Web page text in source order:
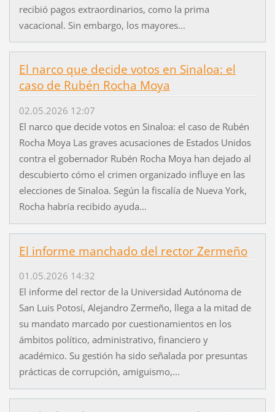
recibió pagos extraordinarios, como la prima
vacacional. Sin embargo, los mayores...
El narco que decide votos en Sinaloa: el
caso de Rubén Rocha Moya
02.05.2026 12:07
El narco que decide votos en Sinaloa: el caso de Rubén
Rocha Moya Las graves acusaciones de Estados Unidos
contra el gobernador Rubén Rocha Moya han dejado al
descubierto cómo el crimen organizado influye en las
elecciones de Sinaloa. Según la fiscalía de Nueva York,
Rocha habría recibido ayuda...
El informe manchado del rector Zermeño
01.05.2026 14:32
El informe del rector de la Universidad Autónoma de
San Luis Potosí, Alejandro Zermeño, llega a la mitad de
su mandato marcado por cuestionamientos en los
ámbitos político, administrativo, financiero y
académico. Su gestión ha sido señalada por presuntas
prácticas de corrupción, amiguismo,...